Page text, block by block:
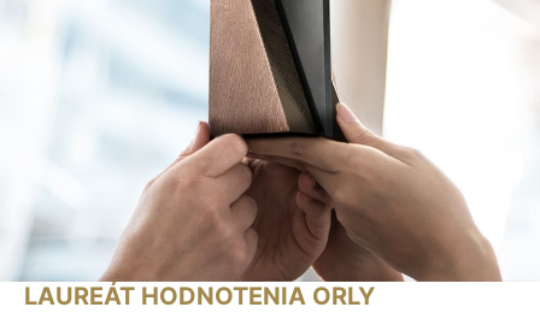
LAUREÁT HODNOTENIA ORLY